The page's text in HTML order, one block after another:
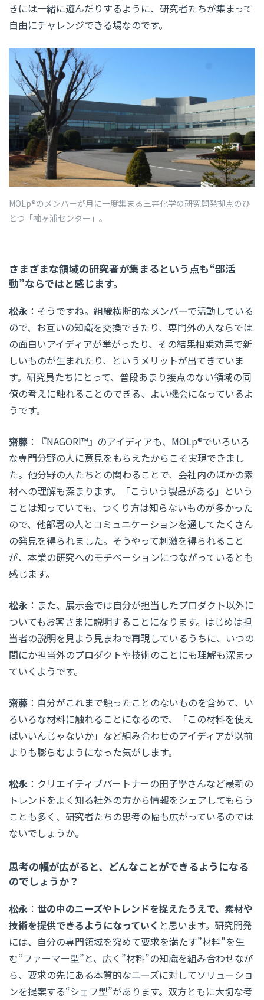
きには一緒に遊んだりするように、研究者たちが集まって
自由にチャレンジできる場なのです。
MOLp®のメンバーが月に一度集まる三井化学の研究開発拠点のひ
とつ「袖ヶ浦センター」。
さまざまな領域の研究者が集まるという点も“部活
動”ならではと感じます。
松永 ：そうですね。組織横断的なメンバーで活動している
ので、お互いの知識を交換できたり、専門外の人ならでは
の面白いアイディアが挙がったり、その結果相乗効果で新
しいものが生まれたり、というメリットが出てきていま
す。研究員たちにとって、普段あまり接点のない領域の同
僚の考えに触れることのできる、よい機会になっているよ
うです。
齋藤 ：『NAGORI™』のアイディアも、MOLp®でいろいろ
な専門分野の人に意見をもらえたからこそ実現できまし
た。他分野の人たちとの関わることで、会社内のほかの素
材への理解も深まります。「こういう製品がある」という
ことは知っていても、つくり方は知らないものが多かった
ので、他部署の人とコミュニケーションを通してたくさん
の発見を得られました。そうやって刺激を得られること
が、本業の研究へのモチベーションにつながっているとも
感じます。
松永 ：また、展示会では自分が担当したプロダクト以外に
ついてもお客さまに説明することになります。はじめは担
当者の説明を見よう見まねで再現しているうちに、いつの
間にか担当外のプロダクトや技術のことにも理解も深まっ
ていくようです。
齋藤 ：自分がこれまで触ったことのないものを含めて、い
ろいろな材料に触れることになるので、「この材料を使え
ばいいんじゃないか」など組み合わせのアイディアが以前
よりも膨らむようになった気がします。
松永 ：クリエイティブパートナーの田子學さんなど最新の
トレンドをよく知る社外の方から情報をシェアしてもらう
ことも多く、研究者たちの思考の幅も広がっているのでは
ないでしょうか。
思考の幅が広がると、どんなことができるようになる
のでしょうか？
松永 ： 世の中のニーズやトレンドを捉えたうえで、素材や
技術を提供できるようになっていく と思います。研究開発
には、自分の専門領域を究めて要求を満たす”材料”を生
む“ファーマー型”と、広く”材料”の知識を組み合わせなが
ら、要求の先にある本質的なニーズに対してソリューショ
ンを提案する“シェフ型”があります。双方ともに大切な考